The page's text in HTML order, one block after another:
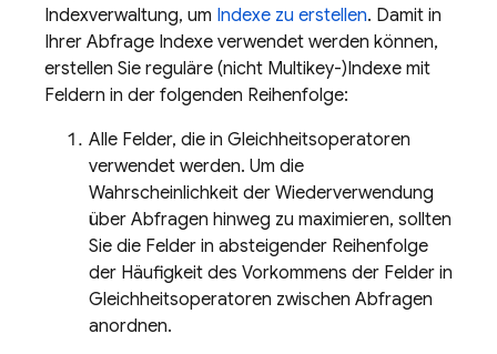
Indexverwaltung, um Indexe zu erstellen. Damit in
Ihrer Abfrage Indexe verwendet werden können,
erstellen Sie reguläre (nicht Multikey-)Indexe mit
Feldern in der folgenden Reihenfolge:
Alle Felder, die in Gleichheitsoperatoren
verwendet werden. Um die
Wahrscheinlichkeit der Wiederverwendung
über Abfragen hinweg zu maximieren, sollten
Sie die Felder in absteigender Reihenfolge
der Häufigkeit des Vorkommens der Felder in
Gleichheitsoperatoren zwischen Abfragen
anordnen.